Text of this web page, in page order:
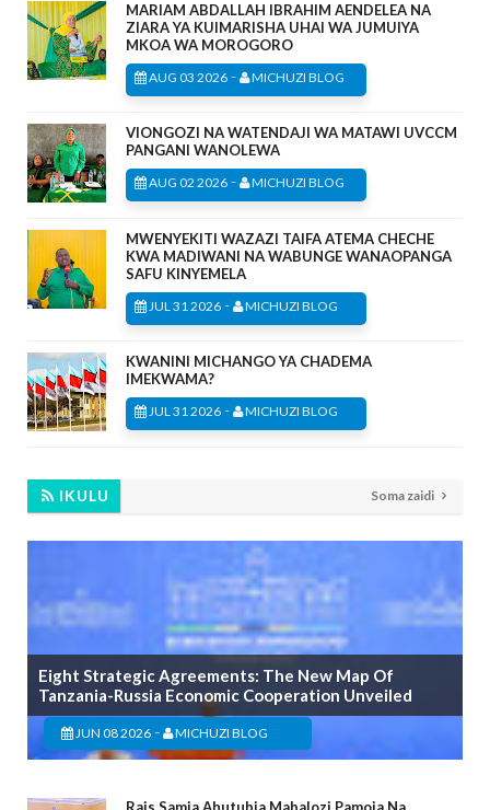
MARIAM ABDALLAH IBRAHIM AENDELEA NA
ZIARA YA KUIMARISHA UHAI WA JUMUIYA
MKOA WA MOROGORO
AUG 03 2026 - MICHUZI BLOG
VIONGOZI NA WATENDAJI WA MATAWI UVCCM
PANGANI WANOLEWA
AUG 02 2026 - MICHUZI BLOG
MWENYEKITI WAZAZI TAIFA ATEMA CHECHE
KWA MADIWANI NA WABUNGE WANAOPANGA
SAFU KINYEMELA
JUL 31 2026 - MICHUZI BLOG
KWANINI MICHANGO YA CHADEMA
IMEKWAMA?
JUL 31 2026 - MICHUZI BLOG
IKULU Soma zaidi
Eight Strategic Agreements: The New Map Of
Tanzania-Russia Economic Cooperation Unveiled
JUN 08 2026 - MICHUZI BLOG